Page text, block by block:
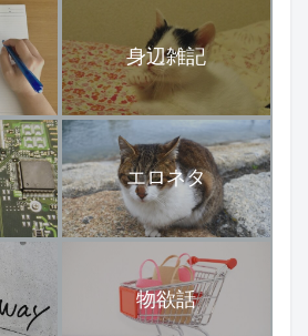
身辺雑記
エロネタ
物欲話